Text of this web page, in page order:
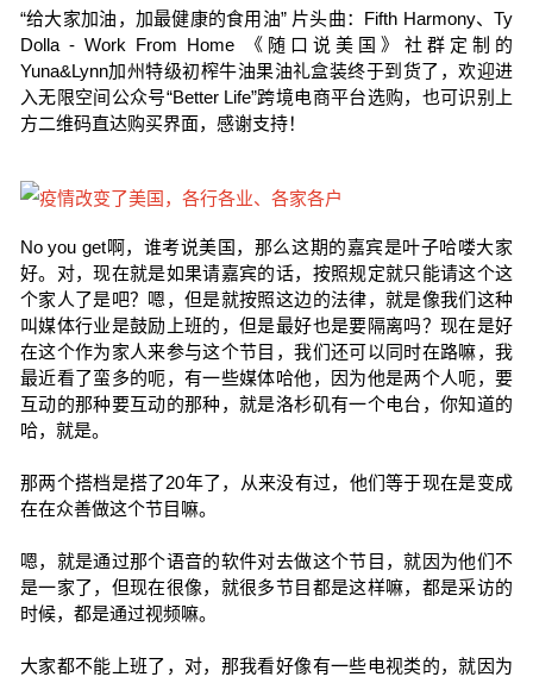
“给大家加油，加最健康的食用油” 片头曲：Fifth Harmony、Ty
Dolla - Work From Home 《随口说美国》社群定制的
Yuna&Lynn加州特级初榨牛油果油礼盒装终于到货了，欢迎进
入无限空间公众号“Better Life”跨境电商平台选购，也可识别上
方二维码直达购买界面，感谢支持！
No you get啊，谁考说美国，那么这期的嘉宾是叶子哈喽大家
好。对，现在就是如果请嘉宾的话，按照规定就只能请这个这
个家人了是吧？嗯，但是就按照这边的法律，就是像我们这种
叫媒体行业是鼓励上班的，但是最好也是要隔离吗？现在是好
在这个作为家人来参与这个节目，我们还可以同时在路嘛，我
最近看了蛮多的呃，有一些媒体哈他，因为他是两个人呃，要
互动的那种要互动的那种，就是洛杉矶有一个电台，你知道的
哈，就是。
那两个搭档是搭了20年了，从来没有过，他们等于现在是变成
在在众善做这个节目嘛。
嗯，就是通过那个语音的软件对去做这个节目，就因为他们不
是一家了，但现在很像，就很多节目都是这样嘛，都是采访的
时候，都是通过视频嘛。
大家都不能上班了，对，那我看好像有一些电视类的，就因为